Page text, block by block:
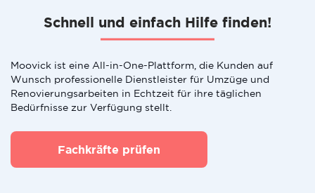
Schnell und einfach Hilfe finden!
Moovick ist eine All-in-One-Plattform, die Kunden auf
Wunsch professionelle Dienstleister für Umzüge und
Renovierungsarbeiten in Echtzeit für ihre täglichen
Bedürfnisse zur Verfügung stellt.
Fachkräfte prüfen